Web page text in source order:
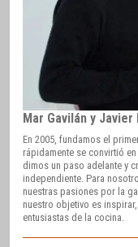
Mar Gavilán y Javier
En 2005, fundamos el
rápidamente se convirtió
dimos un paso adelante y
independiente. Para
nuestras pasiones por la
nuestro objetivo es
entusiastas de la cocina.